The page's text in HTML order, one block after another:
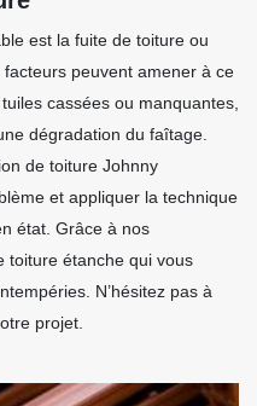
est la fuite de toiture ou
facteurs peuvent amener à ce
cassées ou manquantes,
dégradation du faîtage.
de toiture Johnny
et appliquer la technique
état. Grâce à nos
toiture étanche qui vous
N’hésitez pas à
projet.